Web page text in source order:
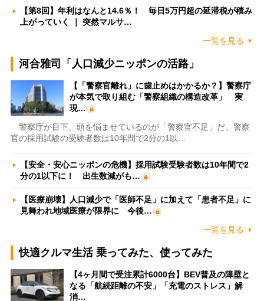
【第8回】年利はなんと14.6％！ 毎日5万円超の延滞税が積み
上がっていく ｜ 突然マルサ…
一覧を見る
河合雅司「人口減少ニッポンの活路」
【「警察官離れ」に歯止めはかかるか？】警察庁
が本気で取り組む「警察組織の構造改革」 実
現…
警察庁が目下、頭を悩ませているのが「警察官不足」だ。警察
官の採用試験の受験者数は10年間で2分の1以…
【安全・安心ニッポンの危機】採用試験受験者数は10年間で2
分の1以下に！ 出生数減がも…
【医療崩壊】人口減少で「医師不足」に加えて「患者不足」に
見舞われ地域医療が限界に 今後…
一覧を見る
快適クルマ生活 乗ってみた、使ってみた
【4ヶ月間で受注累計6000台】BEV普及の障壁と
なる「航続距離の不安」「充電のストレス」解
消…